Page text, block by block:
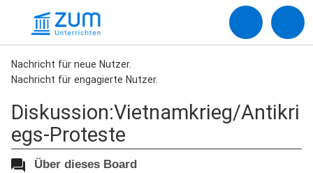
Nachricht für neue Nutzer.
Nachricht für engagierte Nutzer.
Diskussion:Vietnamkrieg/Antikri
egs-Proteste
Über dieses Board